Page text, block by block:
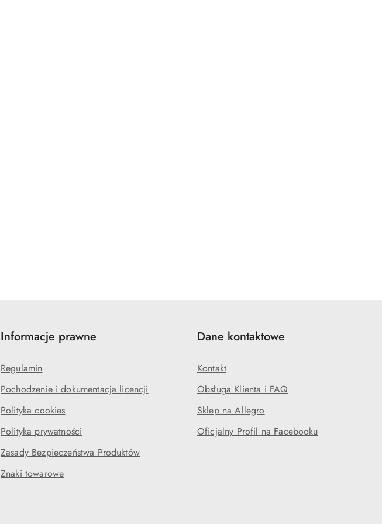
Informacje prawne
Regulamin
Pochodzenie i dokumentacja licencji
Polityka cookies
Polityka prywatności
Zasady Bezpieczeństwa Produktów
Znaki towarowe
Dane kontaktowe
Kontakt
Obsługa Klienta i FAQ
Sklep na Allegro
Oficjalny Profil na Facebooku